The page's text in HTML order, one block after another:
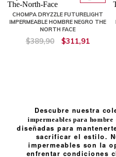
CHOMPA DRYZZLE FUTURELIGHT
IMPERMEABLE HOMBRE NEGRO THE
NORTH FACE
$389,90 $311,91
Descubre nuestra
impermeables para hombre
diseñadas para
sacrificar el estilo.
impermeables son la
enfrentar condiciones